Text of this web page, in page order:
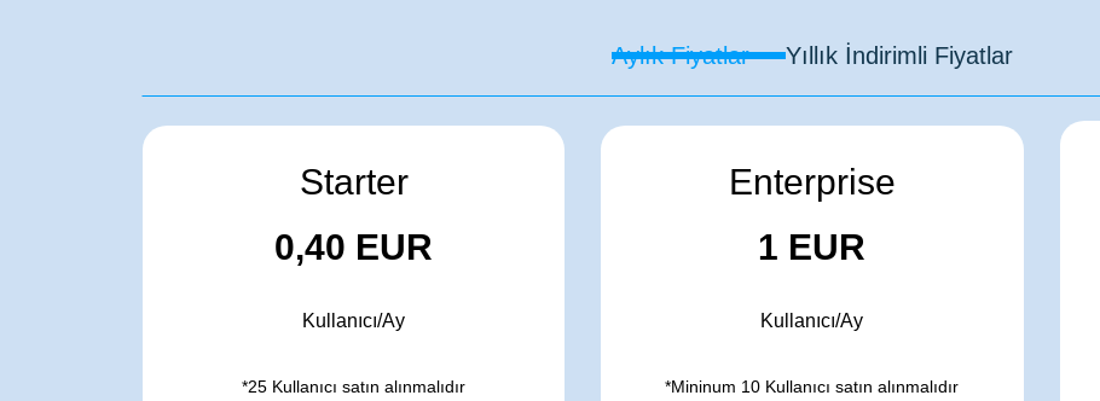
Aylık Fiyatlar Yıllık İndirimli Fiyatlar
Starter
0,40 EUR
Kullanıcı/Ay
*25 Kullanıcı satın alınmalıdır
Enterprise
1 EUR
Kullanıcı/Ay
*Mininum 10 Kullanıcı satın alınmalıdır